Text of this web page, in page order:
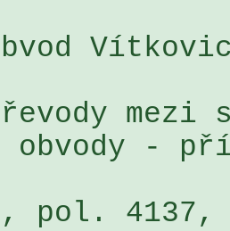
mezi
obvody -
pol. 4137,